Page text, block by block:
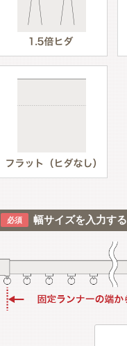
幅サイズを入力する